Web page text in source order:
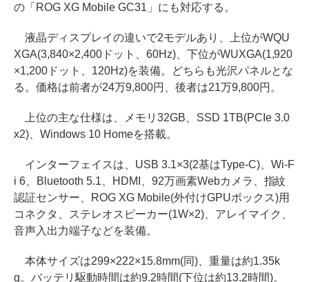
の「ROG XG Mobile GC31」にも対応する。
液晶ディスプレイの違いで2モデルあり、上位がWQU
XGA(3,840×2,400ドット、60Hz)、下位がWUXGA(1,920
×1,200ドット、120Hz)を装備。どちらも光沢パネルとな
る。価格は前者が24万9,800円、後者は21万9,800円。
上位の主な仕様は、メモリ32GB、SSD 1TB(PCIe 3.0
x2)、Windows 10 Homeを搭載。
インターフェイスは、USB 3.1×3(2基はType-C)、Wi-F
i 6、Bluetooth 5.1、HDMI、92万画素Webカメラ、指紋
認証センサー、ROG XG Mobile(外付けGPUボックス)用
コネクタ、ステレオスピーカー(1W×2)、アレイマイク、
音声入出力端子などを装備。
本体サイズは299×222×15.8mm(同)、重量は約1.35k
g。バッテリ駆動時間は約9.2時間(下位は約13.2時間)。